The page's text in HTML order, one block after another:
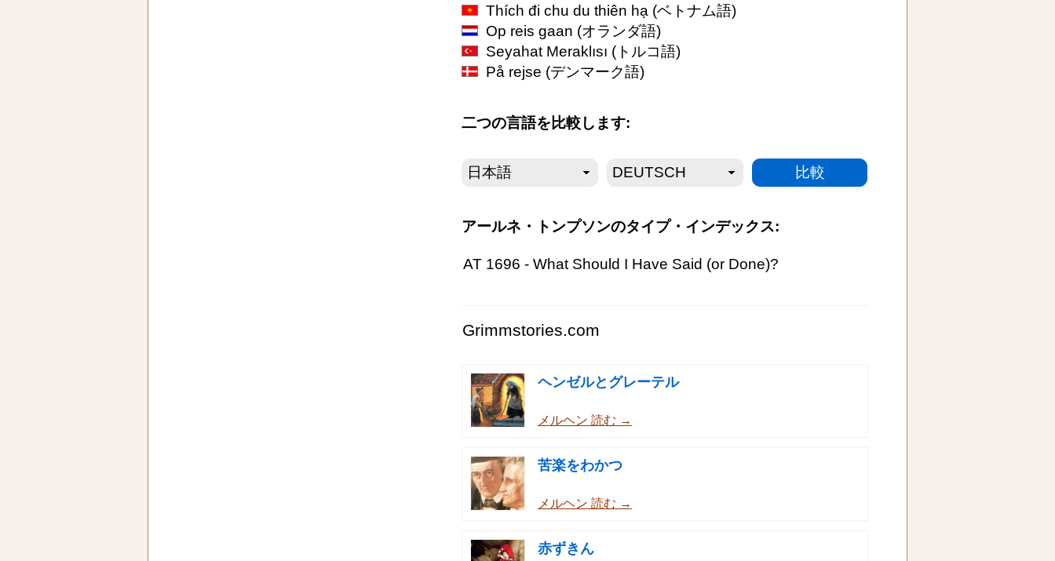
Thích đi chu du thiên hạ (ベトナム語)
Op reis gaan (オランダ語)
Seyahat Meraklısı (トルコ語)
På rejse (デンマーク語)
二つの言語を比較します:
アールネ・トンプソンのタイプ・インデックス:
AT 1696 - What Should I Have Said (or Done)?
Grimmstories.com
ヘンゼルとグレーテル
メルヘン 読む →
苦楽をわかつ
メルヘン 読む →
赤ずきん